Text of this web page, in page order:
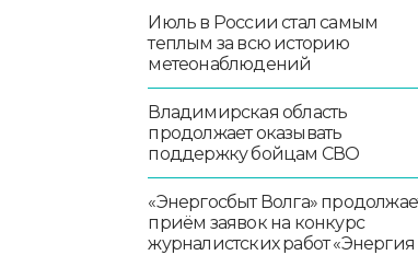
Июль в России стал самым
теплым за всю историю
метеонаблюдений
Владимирская область
продолжает оказывать
поддержку бойцам СВО
«Энергосбыт Волга»
приём заявок на конкурс
журналистских работ «Энергия